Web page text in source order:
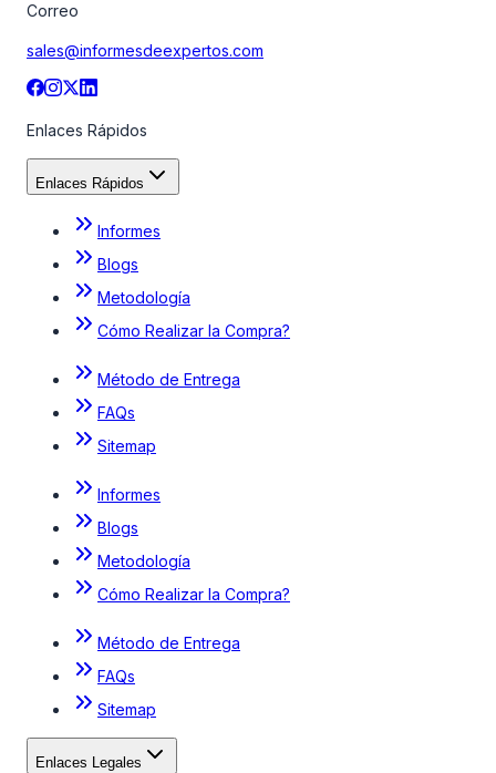
Correo
sales@informesdeexpertos.com
Enlaces Rápidos
Enlaces Rápidos
Informes
Blogs
Metodología
Cómo Realizar la Compra?
Método de Entrega
FAQs
Sitemap
Informes
Blogs
Metodología
Cómo Realizar la Compra?
Método de Entrega
FAQs
Sitemap
Enlaces Legales